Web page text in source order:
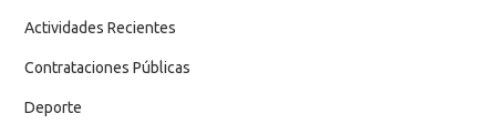
Actividades Recientes
Contrataciones Públicas
Deporte